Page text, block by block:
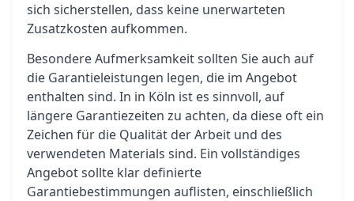
sich sicherstellen, dass keine unerwarteten
Zusatzkosten aufkommen.
Besondere Aufmerksamkeit sollten Sie auch auf
die Garantieleistungen legen, die im Angebot
enthalten sind. In in Köln ist es sinnvoll, auf
längere Garantiezeiten zu achten, da diese oft ein
Zeichen für die Qualität der Arbeit und des
verwendeten Materials sind. Ein vollständiges
Angebot sollte klar definierte
Garantiebestimmungen auflisten, einschließlich